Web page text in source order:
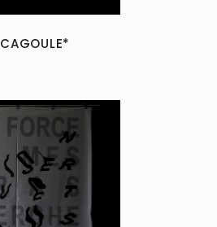
CAGOULE*